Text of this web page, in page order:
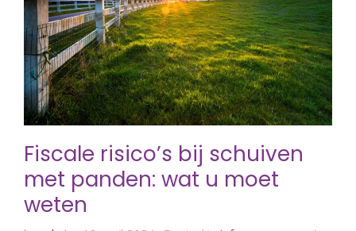
Fiscale risico’s bij schuiven
met panden: wat u moet
weten